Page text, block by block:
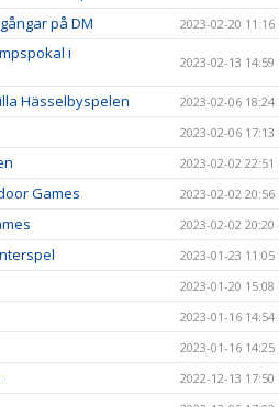
på DM 2023-02-20 11:16
i
2023-02-13 14:59
Hässelbyspelen 2023-02-06 18:24
2023-02-06 17:13
2023-02-02 22:51
Games 2023-02-02 20:56
2023-02-02 20:20
2023-01-23 11:05
2023-01-20 15:08
2023-01-16 14:54
2023-01-16 14:25
2022-12-13 17:50